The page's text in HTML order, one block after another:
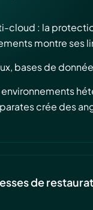
cloud : la
montre ses
bases de
crée des
de